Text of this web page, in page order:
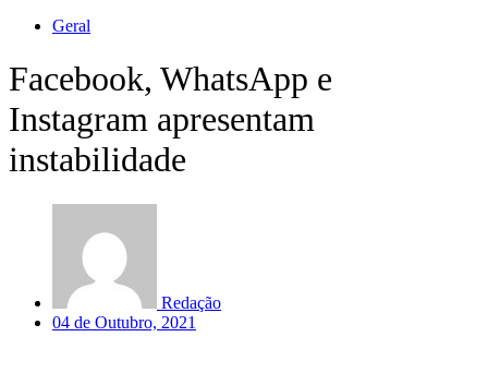
Geral
Facebook, WhatsApp e
Instagram apresentam
instabilidade
Redação
04 de Outubro, 2021